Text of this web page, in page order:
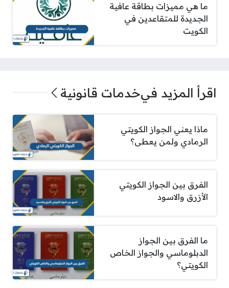
ما هي مميزات بطاقة عافية
الجديدة للمتقاعدين في
الكويت
اقرأ المزيد فيخدمات قانونية
ماذا يعني الجواز الكويتي
الرمادي ولمن يعطى؟
الفرق بين الجواز الكويتي
الأزرق والاسود
ما الفرق بين الجواز
الدبلوماسي والجواز الخاص
الكويتي؟